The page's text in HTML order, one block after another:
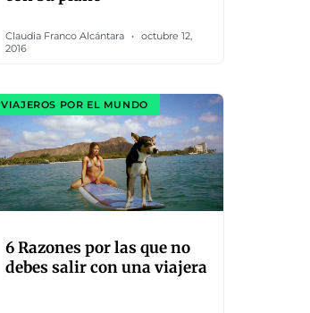
Claudia Franco Alcántara
octubre 12,
2016
VIAJEROS POR EL MUNDO
6 Razones por las que no
debes salir con una viajera